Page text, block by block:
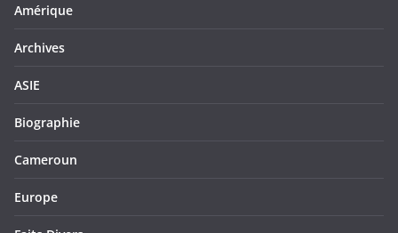
Amérique
Archives
ASIE
Biographie
Cameroun
Europe